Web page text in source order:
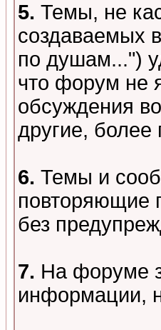
5. Темы, не
создаваемых
по душам...")
что форум не
обсуждения
другие, более
6. Темы и
повторяющие
без
7. На форуме
информации,